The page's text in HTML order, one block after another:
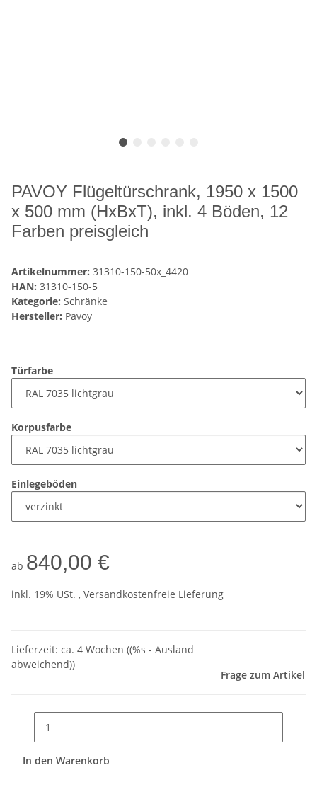
PAVOY Flügeltürschrank, 1950 x 1500
x 500 mm (HxBxT), inkl. 4 Böden, 12
Farben preisgleich
Artikelnummer: 31310-150-50x_4420
HAN: 31310-150-5
Kategorie: Schränke
Hersteller: Pavoy
Türfarbe
Korpusfarbe
Einlegeböden
ab 840,00 €
inkl. 19% USt. , Versandkostenfreie Lieferung
Lieferzeit: ca. 4 Wochen ((%s - Ausland
abweichend))
Frage zum Artikel
In den Warenkorb